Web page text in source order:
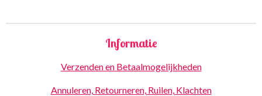
Informatie
Verzenden en Betaalmogelijkheden
Annuleren, Retourneren, Ruilen, Klachten